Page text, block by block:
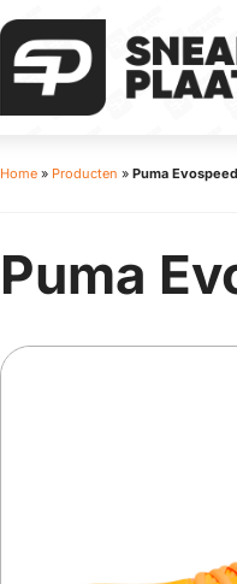
Home » Producten » Puma
Puma